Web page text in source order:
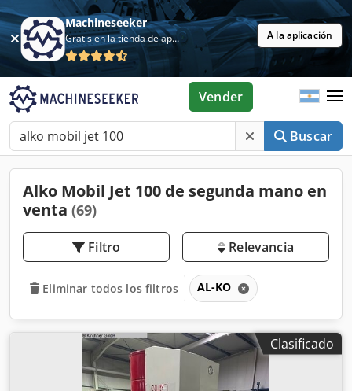
Machineseeker
Gratis en la tienda de aplicaciones A la aplicación
Buscar
Vender
Alko Mobil Jet 100 de segunda mano en
venta (69)
Filtro Relevancia
Eliminar todos los filtros AL-KO
Clasificado